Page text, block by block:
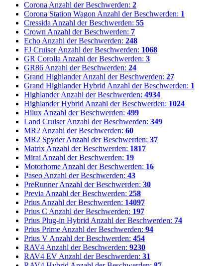
Corona Anzahl der Beschwerden: 2
Corona Station Wagon Anzahl der Beschwerden: 1
Cressida Anzahl der Beschwerden: 55
Crown Anzahl der Beschwerden: 7
Echo Anzahl der Beschwerden: 248
FJ Cruiser Anzahl der Beschwerden: 1068
GR Corolla Anzahl der Beschwerden: 3
GR86 Anzahl der Beschwerden: 24
Grand Highlander Anzahl der Beschwerden: 27
Grand Highlander Hybrid Anzahl der Beschwerden: 1
Highlander Anzahl der Beschwerden: 4934
Highlander Hybrid Anzahl der Beschwerden: 1024
Hilux Anzahl der Beschwerden: 499
Land Cruiser Anzahl der Beschwerden: 349
MR2 Anzahl der Beschwerden: 60
MR2 Spyder Anzahl der Beschwerden: 37
Matrix Anzahl der Beschwerden: 1817
Mirai Anzahl der Beschwerden: 19
Motorhome Anzahl der Beschwerden: 16
Paseo Anzahl der Beschwerden: 43
PreRunner Anzahl der Beschwerden: 30
Previa Anzahl der Beschwerden: 258
Prius Anzahl der Beschwerden: 14097
Prius C Anzahl der Beschwerden: 197
Prius Plug-in Hybrid Anzahl der Beschwerden: 74
Prius Prime Anzahl der Beschwerden: 94
Prius V Anzahl der Beschwerden: 454
RAV4 Anzahl der Beschwerden: 9230
RAV4 EV Anzahl der Beschwerden: 31